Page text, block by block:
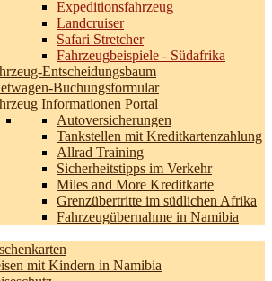
Expeditionsfahrzeug
Landcruiser
Safari Stretcher
Fahrzeugbeispiele - Südafrika
Entscheidungsbaum
Buchungsformular
Informationen Portal
Autoversicherungen
Tankstellen mit Kreditkartenzahlung
Allrad Training
Sicherheitstipps im Verkehr
Miles and More Kreditkarte
Grenzübertritte im südlichen Afrika
Fahrzeugübernahme in Namibia
mit Kindern in Namibia